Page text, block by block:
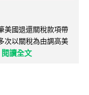
美國退還關稅款項帶
次以關稅為由調高美
閱讀全文